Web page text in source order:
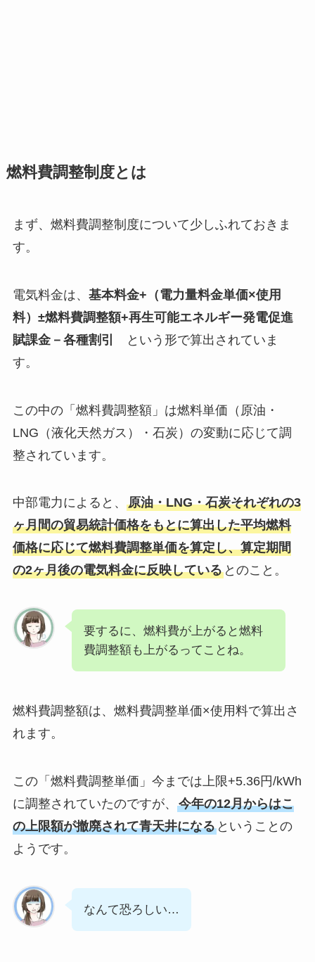
燃料費調整制度とは
まず、燃料費調整制度について少しふれておきま
す。
電気料金は、 基本料金+（電力量料金単価×使用
料）±燃料費調整額+再生可能エネルギー発電促進
賦課金－各種割引
という形で算出されていま
す。
この中の「燃料費調整額」は燃料単価（原油・
LNG（液化天然ガス）・石炭）の変動に応じて調
整されています。
中部電力によると、 原油・LNG・石炭それぞれの3
ヶ月間の貿易統計価格をもとに算出した平均燃料
価格に応じて燃料費調整単価を算定し、算定期間
の2ヶ月後の電気料金に反映しているとのこと。
要するに、燃料費が上がると燃料
費調整額も上がるってことね。
燃料費調整額は、燃料費調整単価×使用料で算出さ
れます。
この「燃料費調整単価」今までは上限+5.36円/kWh
に調整されていたのですが、 今年の12月からはこ
の上限額が撤廃されて青天井になるということの
ようです。
なんて恐ろしい…